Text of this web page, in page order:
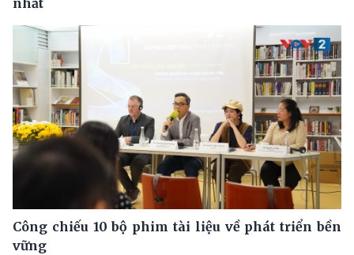
Công chiếu 10 bộ phim tài liệu về phát triển bền
vững